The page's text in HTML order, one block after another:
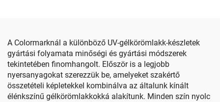
A Colormarknál a különböző UV-gélkörömlakk-készletek
gyártási folyamata minőségi és gyártási módszerek
tekintetében finomhangolt. Először is a legjobb
nyersanyagokat szerezzük be, amelyeket szakértő
összetételi képletekkel kombinálva az általunk kínált
élénkszínű gélkörömlakkokká alakítunk. Minden szín nyolc